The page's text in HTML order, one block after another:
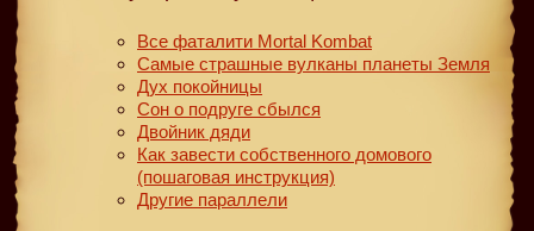
Все фаталити Mortal Kombat
Самые страшные вулканы планеты Земля
Дух покойницы
Сон о подруге сбылся
Двойник дяди
Как завести собственного домового
(пошаговая инструкция)
Другие параллели